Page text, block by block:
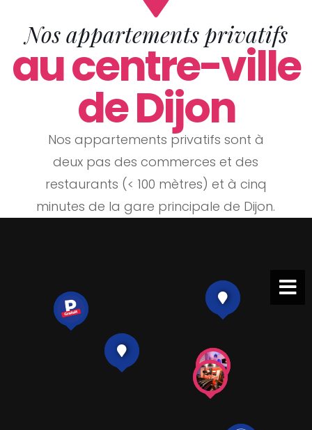
Nos appartements privatifs
au centre-ville
de Dijon
Nos appartements privatifs sont à
deux pas des commerces et des
restaurants (< 100 mètres) et à cinq
minutes de la gare principale de Dijon.